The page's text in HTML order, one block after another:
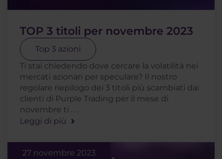
TOP 3 titoli per novembre 2023
Top 3 azioni
Ti stai chiedendo dove cercare la volatilità nei
mercati azionari per speculare? Il nostro
regolare riepilogo dei 3 titoli più scambiati dai
clienti di Purple Trading per il mese di
novembre ti . . .
Leggi di più
27 novembre 2023